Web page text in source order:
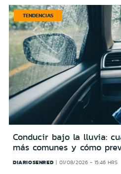
TENDENCIAS
Conducir bajo la lluvia:
más comunes y cómo
DIARIOSENRED 01/08/2026 - 15:46 HRS